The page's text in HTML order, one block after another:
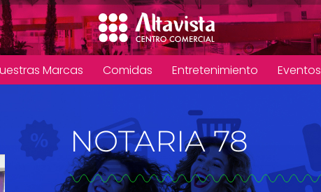
Marcas Comidas Entretenimiento Eventos
NOTARIA 78